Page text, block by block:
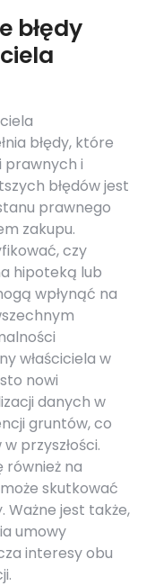
błędy
błędy, które
prawnych i
błędów jest
prawnego
zakupu.
czy
hipoteką lub
wpłynąć na
właściciela w
nowi
danych w
gruntów, co
przyszłości.
również na
skutkować
Ważne jest także,
umowy
interesy obu